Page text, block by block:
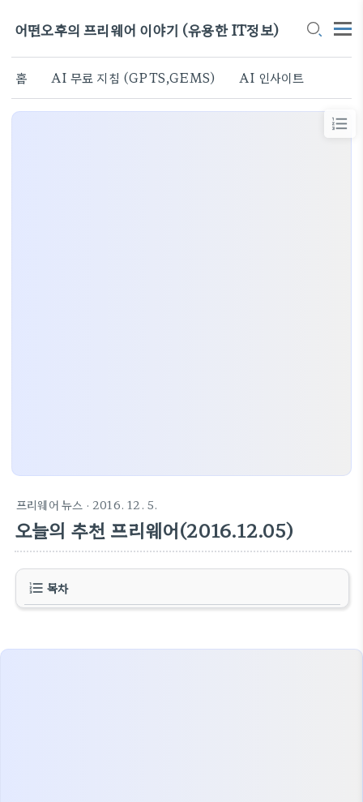
어떤오후의 프리웨어 이야기 (유용한 IT정보)
홈 AI 무료 지침 (GPTS,GEMS) AI 인사이트
프리웨어 뉴스 · 2016. 12. 5.
오늘의 추천 프리웨어(2016.12.05)
목차